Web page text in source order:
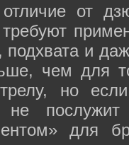
от
подхвата и
чем для
но
для